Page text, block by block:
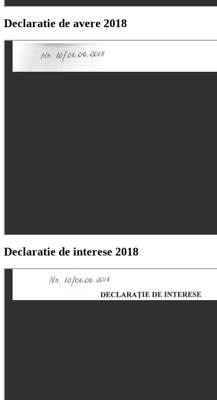
Declaratie de avere 2018
Declaratie de interese 2018